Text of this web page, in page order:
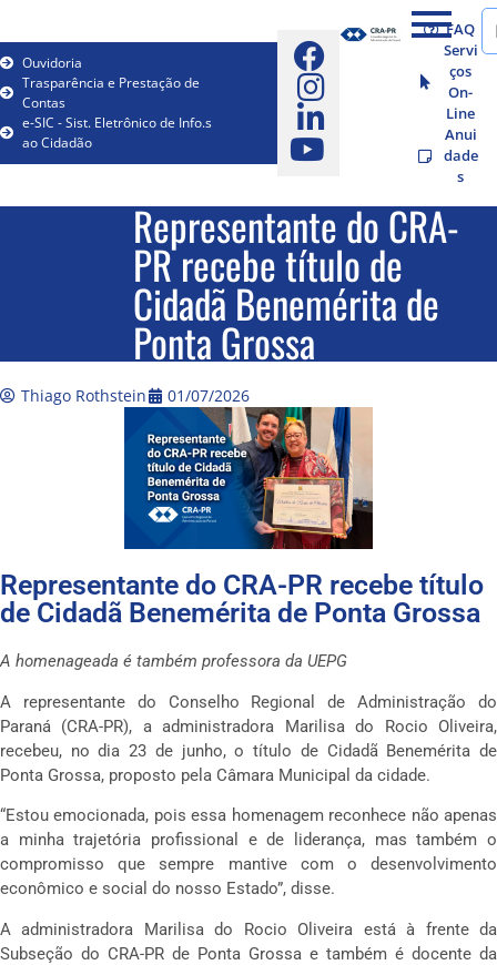
Ouvidoria
Trasparência e Prestação de
Contas
e-SIC - Sist. Eletrônico de Info.s
ao Cidadão
FAQ
Servi
ços
On-
Line
Anui
dade
s
Representante do CRA-
PR recebe título de
Cidadã Benemérita de
Ponta Grossa
Thiago Rothstein 01/07/2026
Representante do CRA-PR recebe título
de Cidadã Benemérita de Ponta Grossa
A homenageada é também professora da UEPG
A representante do Conselho Regional de Administração do
Paraná (CRA-PR), a administradora Marilisa do Rocio Oliveira,
recebeu, no dia 23 de junho, o título de Cidadã Benemérita de
Ponta Grossa, proposto pela Câmara Municipal da cidade.
“Estou emocionada, pois essa homenagem reconhece não apenas
a minha trajetória profissional e de liderança, mas também o
compromisso que sempre mantive com o desenvolvimento
econômico e social do nosso Estado”, disse.
A administradora Marilisa do Rocio Oliveira está à frente da
Subseção do CRA-PR de Ponta Grossa e também é docente da